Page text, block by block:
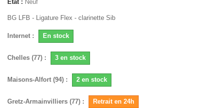
État : Neuf
BG LFB - Ligature Flex - clarinette Sib
Internet : En stock
Chelles (77) : 3 en stock
Maisons-Alfort (94) : 2 en stock
Gretz-Armainvilliers (77) : Retrait en 24h